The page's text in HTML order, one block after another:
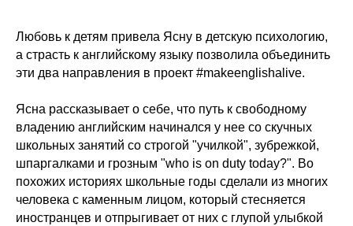
Любовь к детям привела Ясну в детскую психологию,
а страсть к английскому языку позволила объединить
эти два направления в проект #makeenglishalive.
Ясна рассказывает о себе, что путь к свободному
владению английским начинался у нее со скучных
школьных занятий со строгой "училкой", зубрежкой,
шпаргалками и грозным "who is on duty today?". Во
похожих историях школьные годы сделали из многих
человека с каменным лицом, который стесняется
иностранцев и отпрыгивает от них с глупой улыбкой